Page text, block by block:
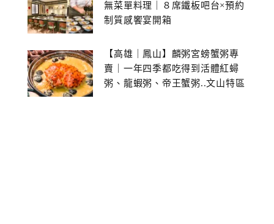
無菜單料理｜８席鐵板吧台×預約
制質感饗宴開箱
【高雄｜鳳山】麟粥宮螃蟹粥專
賣｜一年四季都吃得到活體紅蟳
粥、龍蝦粥、帝王蟹粥..文山特區